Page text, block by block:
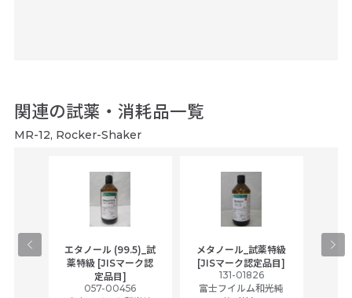
関連の試薬・消耗品一覧
MR-12, Rocker-Shaker
エタノール (99.5)_試
薬特級 [JISマーク認
定品目]
057-00456
メタノール_試薬特級
[JISマーク認定品目]
131-01826
富士フイルム和光純
ア